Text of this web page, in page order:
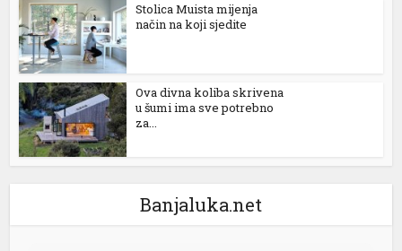
Stolica Muista mijenja
način na koji sjedite
Ova divna koliba skrivena
u šumi ima sve potrebno
za...
Banjaluka.net